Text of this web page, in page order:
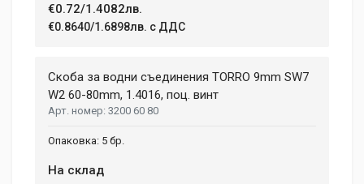
€0.72/1.4082лв.
€0.8640/1.6898лв. с ДДС
Скоба за водни съединения TORRО 9mm SW7
W2 60-80mm, 1.4016, поц. винт
3200 60 80
5 бр.
На склад